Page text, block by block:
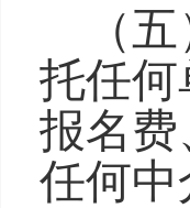
（
托任
报名
任何